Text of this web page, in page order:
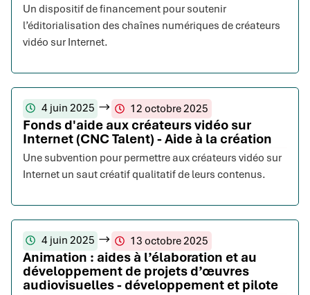
Un dispositif de financement pour soutenir
l’éditorialisation des chaînes numériques de créateurs
vidéo sur Internet.
4 juin 2025 12 octobre 2025
Fonds d'aide aux créateurs vidéo sur
Internet (CNC Talent) - Aide à la création
Une subvention pour permettre aux créateurs vidéo sur
Internet un saut créatif qualitatif de leurs contenus.
4 juin 2025 13 octobre 2025
Animation : aides à l’élaboration et au
développement de projets d’œuvres
audiovisuelles - développement et pilote